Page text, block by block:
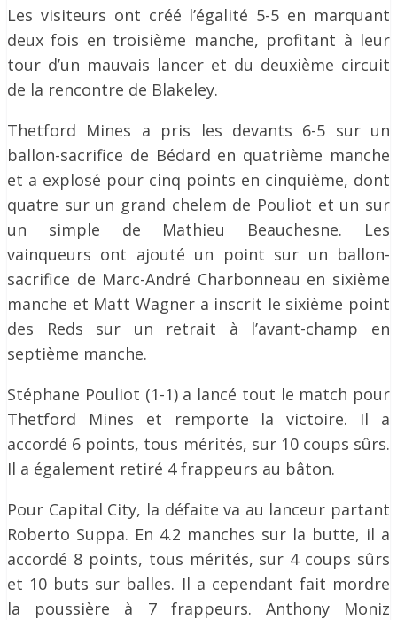
Les visiteurs ont créé l’égalité 5-5 en marquant
deux fois en troisième manche, profitant à leur
tour d’un mauvais lancer et du deuxième circuit
de la rencontre de Blakeley.
Thetford Mines a pris les devants 6-5 sur un
ballon-sacrifice de Bédard en quatrième manche
et a explosé pour cinq points en cinquième, dont
quatre sur un grand chelem de Pouliot et un sur
un simple de Mathieu Beauchesne. Les
vainqueurs ont ajouté un point sur un ballon-
sacrifice de Marc-André Charbonneau en sixième
manche et Matt Wagner a inscrit le sixième point
des Reds sur un retrait à l’avant-champ en
septième manche.
Stéphane Pouliot (1-1) a lancé tout le match pour
Thetford Mines et remporte la victoire. Il a
accordé 6 points, tous mérités, sur 10 coups sûrs.
Il a également retiré 4 frappeurs au bâton.
Pour Capital City, la défaite va au lanceur partant
Roberto Suppa. En 4.2 manches sur la butte, il a
accordé 8 points, tous mérités, sur 4 coups sûrs
et 10 buts sur balles. Il a cependant fait mordre
la poussière à 7 frappeurs. Anthony Moniz